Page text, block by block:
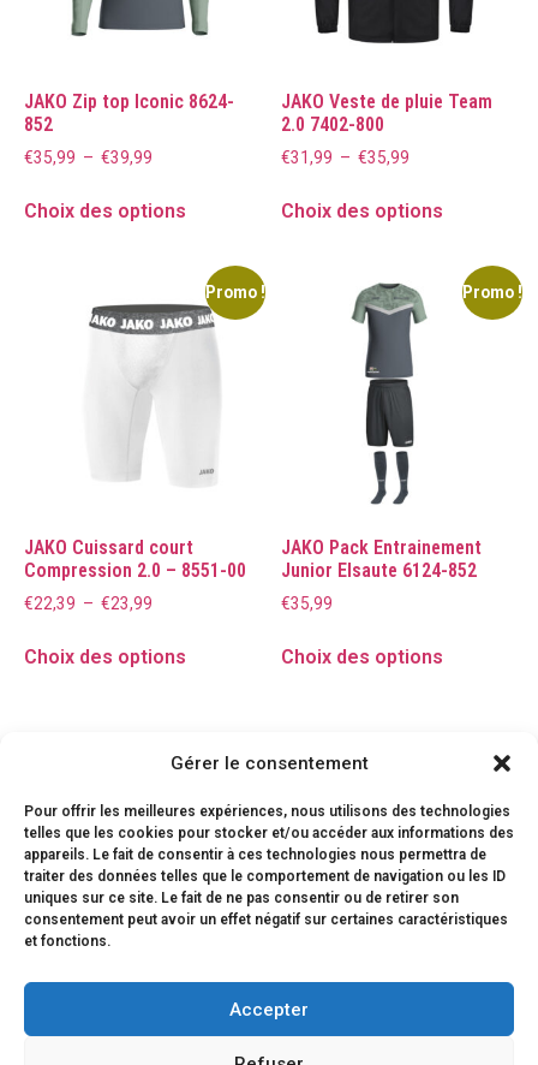
Gérer le consentement
Pour offrir les meilleures expériences, nous utilisons des technologies
telles que les cookies pour stocker et/ou accéder aux informations des
appareils. Le fait de consentir à ces technologies nous permettra de
traiter des données telles que le comportement de navigation ou les ID
uniques sur ce site. Le fait de ne pas consentir ou de retirer son
consentement peut avoir un effet négatif sur certaines caractéristiques
et fonctions.
Accepter
JAKO Zip top Iconic 8624-
852
€35,99 – €39,99
Choix des options
JAKO Veste de pluie Team
2.0 7402-800
€31,99 – €35,99
Choix des options
Promo !
JAKO Cuissard court
Compression 2.0 – 8551-00
€22,39 – €23,99
Choix des options
Promo !
JAKO Pack Entrainement
Junior Elsaute 6124-852
€35,99
Choix des options